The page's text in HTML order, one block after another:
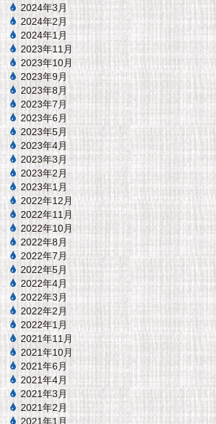
2024年3月
2024年2月
2024年1月
2023年11月
2023年10月
2023年9月
2023年8月
2023年7月
2023年6月
2023年5月
2023年4月
2023年3月
2023年2月
2023年1月
2022年12月
2022年11月
2022年10月
2022年8月
2022年7月
2022年5月
2022年4月
2022年3月
2022年2月
2022年1月
2021年11月
2021年10月
2021年6月
2021年4月
2021年3月
2021年2月
2021年1月